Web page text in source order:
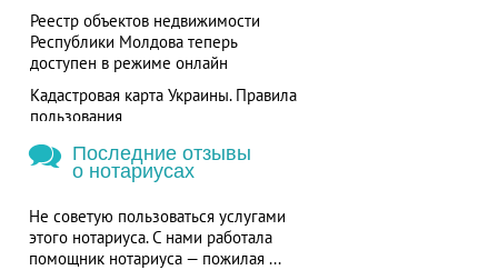
Реестр объектов недвижимости
Республики Молдова теперь
доступен в режиме онлайн
Кадастровая карта Украины. Правила
пользования
Последние отзывы
о нотариусах
Не советую пользоваться услугами
этого нотариуса. С нами работала
помощник нотариуса — пожилая ...